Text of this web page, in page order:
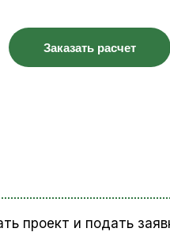
Заказать расчет
проект и подать